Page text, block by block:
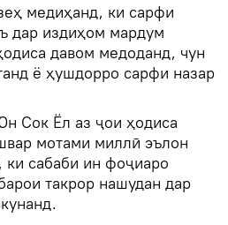
медиҳанд, ки сарфи
дар издиҳом мардум
давом медоданд, чун
ё ҳушдорро сарфи назар
Сок Ёл аз ҷои ҳодиса
мотами миллӣ эълон
сабаби ин фоҷиаро
такрор нашудан дар